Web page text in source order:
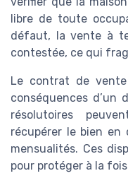
libre de toute
défaut, la vente à
contestée, ce qui
Le contrat de
conséquences d’un
résolutoires
récupérer le bien en
mensualités. Ces
pour protéger à la